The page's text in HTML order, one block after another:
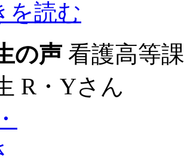
を読む
の声 看護高等
R・Yさん